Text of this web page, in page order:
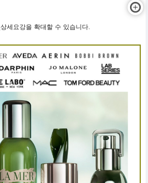
상세요강을 확대할 수 있습니다.